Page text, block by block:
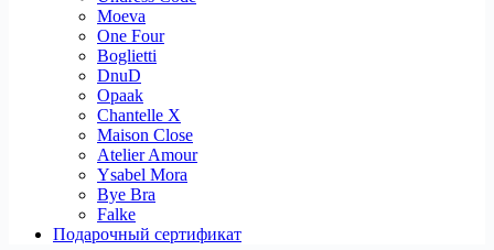
Moeva
One Four
Boglietti
DnuD
Opaak
Chantelle X
Maison Close
Atelier Amour
Ysabel Mora
Bye Bra
Falke
Подарочный сертификат